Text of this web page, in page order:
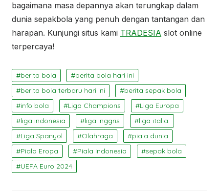
bagaimana masa depannya akan terungkap dalam
dunia sepakbola yang penuh dengan tantangan dan
harapan. Kunjungi situs kami TRADESIA slot online
terpercaya!
berita bola
berita bola hari ini
berita bola terbaru hari ini
berita sepak bola
info bola
Liga Champions
Liga Europa
liga indonesia
liga inggris
liga italia.
Liga Spanyol
Olahraga
piala dunia
Piala Eropa
Piala Indonesia
sepak bola
UEFA Euro 2024